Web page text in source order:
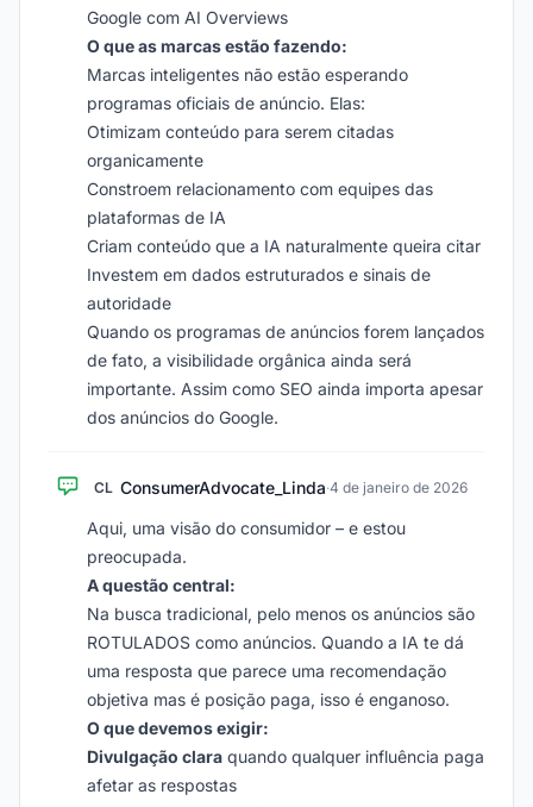
Google com AI Overviews
O que as marcas estão fazendo:
Marcas inteligentes não estão esperando
programas oficiais de anúncio. Elas:
Otimizam conteúdo para serem citadas
organicamente
Constroem relacionamento com equipes das
plataformas de IA
Criam conteúdo que a IA naturalmente queira citar
Investem em dados estruturados e sinais de
autoridade
Quando os programas de anúncios forem lançados
de fato, a visibilidade orgânica ainda será
importante. Assim como SEO ainda importa apesar
dos anúncios do Google.
CL ConsumerAdvocate_Linda·4 de janeiro de 2026
Aqui, uma visão do consumidor – e estou
preocupada.
A questão central:
Na busca tradicional, pelo menos os anúncios são
ROTULADOS como anúncios. Quando a IA te dá
uma resposta que parece uma recomendação
objetiva mas é posição paga, isso é enganoso.
O que devemos exigir:
Divulgação clara quando qualquer influência paga
afetar as respostas